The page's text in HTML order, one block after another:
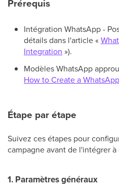
Prérequis
Intégration WhatsApp -
détails dans l'article «
Integration »).
Modèles WhatsApp
How to Create a
Étape par étape
Suivez ces étapes pour
campagne avant de l'intégrer
1. Paramètres généraux